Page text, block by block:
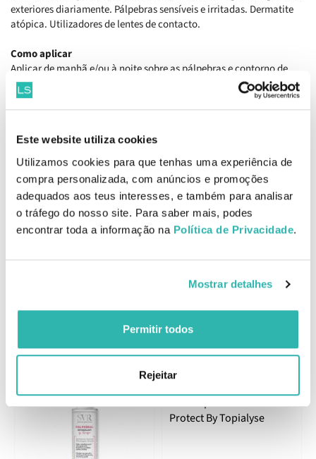
Este website utiliza cookies
Utilizamos cookies para que tenhas uma experiência de
compra personalizada, com anúncios e promoções
adequados aos teus interesses, e também para analisar
o tráfego do nosso site. Para saber mais, podes
encontrar toda a informação na Política de Privacidade.
Mostrar detalhes
Permitir todos
Rejeitar
exteriores diariamente. Pálpebras sensíveis e irritadas. Dermatite
atópica. Utilizadores de lentes de contacto.
Como aplicar
Aplicar de manhã e/ou à noite sobre as pálpebras e contorno de
olhos.
Ingredientes
Cyclopentasiloxane, Orbignya Oleifera Seed Oil, Polyacrylamide,
Behenyl Alcohol, Caprylic/Capric Triglyceride, Dipotassium
Glycyrrhizate, Saccharide Isomerate, Sodium Hyaluronate,
Tocopheryl Acetate, 1,2-Hexanediol, C13-14 Isoparaffin, Caprylyl
Glycol, Ceteareth-20, Citric Acid, Gossypium Herbaceum (Cotton)
Seed Oil , Laureth-7, Pentylene Glycol, Sodium Citrate, Sodium
Polyacrylate Starch.
Produtos Relacionados
SVR Palpebral Mascara
Protect By Topialyse